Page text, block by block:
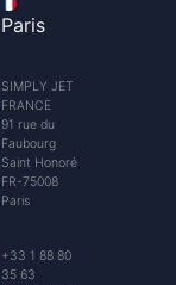
Paris
SIMPLY JET
FRANCE
91 rue du
Faubourg
Saint Honoré
FR-75008
Paris
+33 1 88 80
35 63